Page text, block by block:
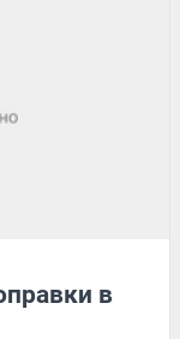
в